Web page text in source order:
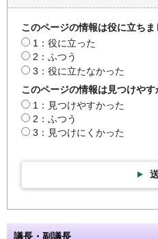
このページの情報は役に立ちま
1：役に立った
2：ふつう
3：役に立たなかった
このページの情報は見つけやす
1：見つけやすかった
2：ふつう
3：見つけにくかった
議長・副議長